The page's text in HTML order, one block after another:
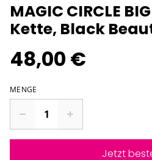
MAGIC CIRCLE
Kette, Black
48,00 €
MENGE
Jetzt